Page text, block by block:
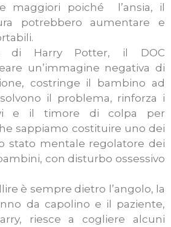
maggiori poiché l’ansia, il
potrebbero aumentare e
di Harry Potter, il DOC
un’immagine negativa di
costringe il bambino ad
il problema, rinforza i
e il timore di colpa per
sappiamo costituire uno dei
stato mentale regolatore dei
con disturbo ossessivo
è sempre dietro l’angolo, la
da capolino e il paziente,
riesce a cogliere alcuni